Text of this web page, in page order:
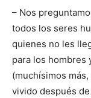
– Nos
todos los seres
quienes no les
para los hombres
(muchísimos
vivido después